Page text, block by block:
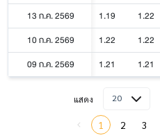
13 ก.ค. 2569
1.19 1.22
10 ก.ค. 2569
1.22 1.22
09 ก.ค. 2569
1.21 1.21
แสดง 20
1 2 3